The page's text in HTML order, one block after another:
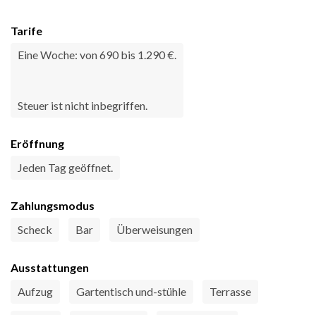
Tarife
Eine Woche: von 690 bis 1.290 €.
Steuer ist nicht inbegriffen.
Eröffnung
Jeden Tag geöffnet.
Zahlungsmodus
Scheck
Bar Überweisungen
Ausstattungen
Aufzug
Gartentisch und-stühle Terrasse